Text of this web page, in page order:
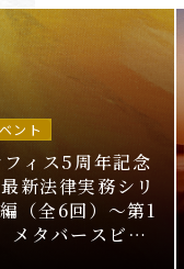
ント
ィス5周年記念
新法律実務シリ
（全6回）～第1
メタバースビジ